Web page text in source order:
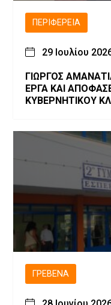
ΠΕΡΙΦΈΡΕΙΑ
29 Ιουλίου
ΓΙΩΡΓΟΣ
ΕΡΓΑ ΚΑΙ
ΚΥΒΕΡΝΗΤΙΚΟΥ
ΓΡΕΒΕΝΆ